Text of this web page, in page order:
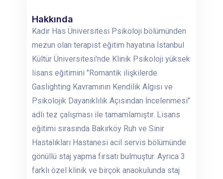
Hakkında
Kadir Has Üniversitesi Psikoloji bölümünden
mezun olan terapist eğitim hayatına İstanbul
Kültür Üniversitesi'nde Klinik Psikoloji yüksek
lisans eğitimini "Romantik ilişkilerde
Gaslighting Kavramının Kendilik Algısı ve
Psikolojik Dayanıklılık Açısından İncelenmesi"
adlı tez çalışması ile tamamlamıştır. Lisans
eğitimi sırasında Bakırköy Ruh ve Sinir
Hastalıkları Hastanesi acil servis bölümünde
gönüllü staj yapma fırsatı bulmuştur. Ayrıca 3
farklı özel klinik ve birçok anaokulunda staj